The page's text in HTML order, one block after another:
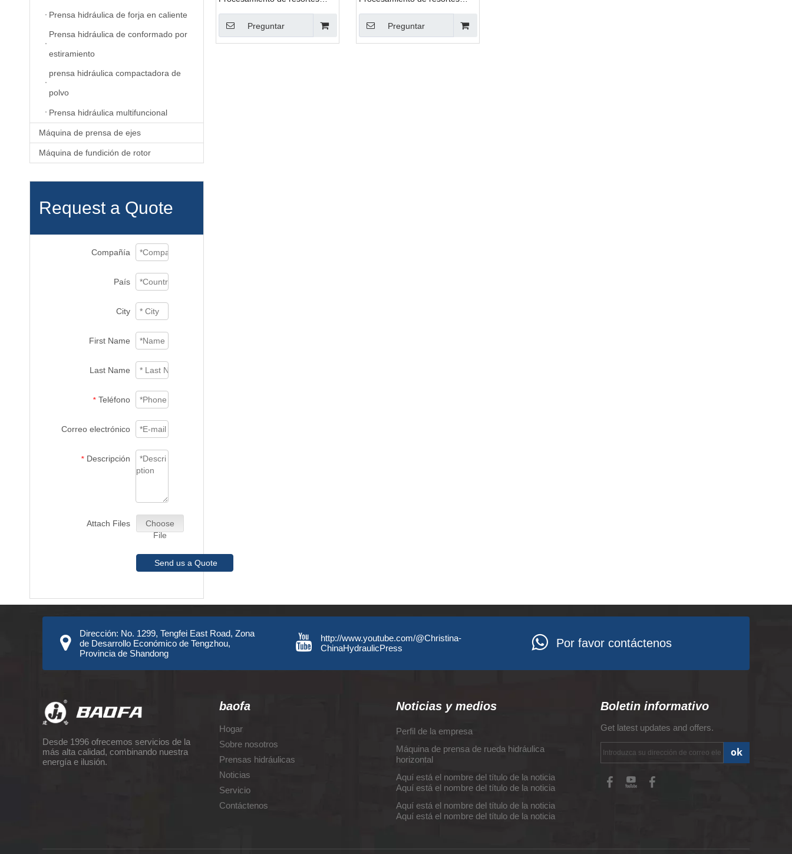
Prensa hidráulica de forja en caliente
Prensa hidráulica de conformado por
estiramiento
prensa hidráulica compactadora de
polvo
Prensa hidráulica multifuncional
Máquina de prensa de ejes
Máquina de fundición de rotor
Request a Quote
Compañía
País
City
First Name
Last Name
* Teléfono
Correo electrónico
* Descripción
Attach Files
Choose
File
Send us a Quote
columna Plantas de producción
Preguntar
columna Plantas de producción
Preguntar
Dirección: No. 1299, Tengfei East Road, Zona
de Desarrollo Económico de Tengzhou,
Provincia de Shandong
http://www.youtube.com/@Christina-
ChinaHydraulicPress
Por favor contáctenos
Desde 1996 ofrecemos servicios de la
más alta calidad, combinando nuestra
energía e ilusión.
baofa
Hogar
Sobre nosotros
Prensas hidráulicas
Noticias
Servicio
Contáctenos
Noticias y medios
Perfil de la empresa
Máquina de prensa de rueda hidráulica
horizontal
Aquí está el nombre del título de la noticia
Aquí está el nombre del título de la noticia
Aquí está el nombre del título de la noticia
Aquí está el nombre del título de la noticia
Boletin informativo
Get latest updates and offers.
ok